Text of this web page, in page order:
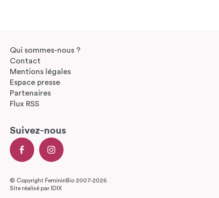
Qui sommes-nous ?
Contact
Mentions légales
Espace presse
Partenaires
Flux RSS
Suivez-nous
© Copyright FemininBio 2007-2026
Site réalisé par
IDIX